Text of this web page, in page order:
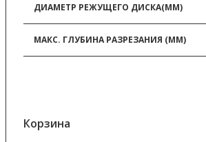
ДИАМЕТР РЕЖУЩЕГО ДИСКА(ММ)
МАКС. ГЛУБИНА РАЗРЕЗАНИЯ (ММ)
Корзина